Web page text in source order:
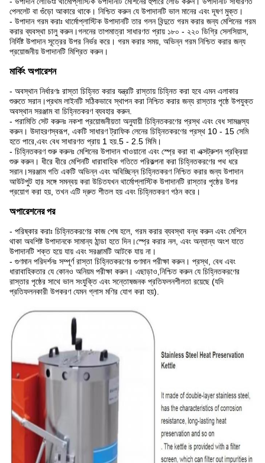
পেললেট বা গুঁড়ো আকারে থাকে। নিশ্চিত করুন যে উপাদানটি ভাল মানের এবং দূষণ মুক্ত।
- উপাদান গরম করাঃ থার্মোপ্লাস্টিক উপাদানটি তার গলন বিন্দুতে গরম করার জন্য মেশিনের গরম
করার ব্যবস্থা চালু করুন।গলনের তাপমাত্রা সাধারণত প্রায় ১৮০ - ২২০ ডিগ্রি সেলসিয়াস,
নির্দিষ্ট উপাদান সূত্রের উপর নির্ভর করে। গরম করার সময়, অভিন্ন গরম নিশ্চিত করার জন্য
প্রয়োজনীয় উপাদানটি মিশ্রিত করুন।
মার্কিং অপারেশন
- অবস্থান নির্ধারণঃ রাস্তা চিহ্নিত করার যন্ত্রটি রাস্তায় চিহ্নিত করা হবে এমন এলাকার
শুরুতে সরান।প্রথম লাইনটি সঠিকভাবে স্থাপন করা নিশ্চিত করার জন্য রাস্তার পৃষ্ঠে উপযুক্ত
অবস্থান সরঞ্জাম বা চিহ্নিতকরণ ব্যবহার করুন.
- পরামিতি সেট করুনঃ নকশা প্রয়োজনীয়তা অনুযায়ী চিহ্নিতকরণের প্রস্থ এবং বেধ সামঞ্জস্য
করুন। উদাহরণস্বরূপ, একটি সাধারণ ট্রাফিক লেনের চিহ্নিতকরণের প্রস্থ 10 - 15 সেমি
হতে পারে,এবং বেধ সাধারণত প্রায় 1 হয়.5 - 2.5 মিমি।
- চিহ্নিতকরণ শুরু করুনঃ মেশিনের উপাদান খাওয়ানো এবং স্প্রে করা বা এক্সট্রুশন প্রক্রিয়া
শুরু করুন। ধীরে ধীরে মেশিনটি ধারাবাহিক গতিতে পরিকল্পনা করা চিহ্নিতকরণের পথ ধরে
সরান।সরঞ্জাম গতি একটি অভিন্ন এবং অবিচ্ছিন্ন চিহ্নিতকরণ নিশ্চিত করার জন্য উপাদান
আউটপুট হার সঙ্গে সমন্বয় করা উচিতযখন থার্মোপ্লাস্টিক উপাদানটি রাস্তার পৃষ্ঠের উপর
প্রয়োগ করা হয়, তখন এটি দ্রুত শীতল হয় এবং চিহ্নিতকরণ গঠন করে।
অপারেশনের পর
- পরিষ্কার করাঃ চিহ্নিতকরণের কাজ শেষ হলে, গরম করার ব্যবস্থা বন্ধ করুন এবং মেশিনে
থাকা অবশিষ্ট উপাদানকে সামান্য ঠান্ডা হতে দিন।স্প্রে করার নল, এবং অন্যান্য অংশ যাতে
উপাদানটি শক্ত হয়ে যায় এবং সরঞ্জামটি আটকে যায় না।
- গুণমান পরিদর্শনঃ সম্পূর্ণ রাস্তা চিহ্নিতকরণের গুণমান পরীক্ষা করুন। প্রস্থ, বেধ এবং
ধারাবাহিকতার যে কোনও অনিয়ম পরীক্ষা করুন। এছাড়াও,নিশ্চিত করুন যে চিহ্নিতকরণের
রাস্তার পৃষ্ঠের সাথে ভাল সংযুক্তি এবং সন্তোষজনক প্রতিফলনশীলতা রয়েছে (যদি
প্রতিফলনকারী উপকরণ যেমন গ্লাস মণির যোগ করা হয়).